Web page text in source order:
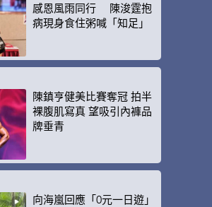
感恩風雨同行 陳浚霆抱
病現身食住粥喊「知足」
陳鎮亨健美比賽奪冠 拍半
裸腹肌寫真 望吸引內褲品
牌垂青
向海嵐回應「0元一日遊」